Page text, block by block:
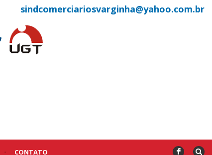
sindcomerciariosvarginha@yahoo.com.br
• CONTATO F